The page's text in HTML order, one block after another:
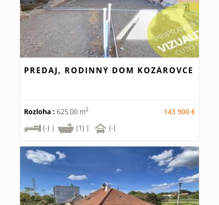
PREDAJ, RODINNÝ DOM KOZÁROVCE
Rozloha : 625.00 m2
143 900 €
(-) |
(1) | (-)